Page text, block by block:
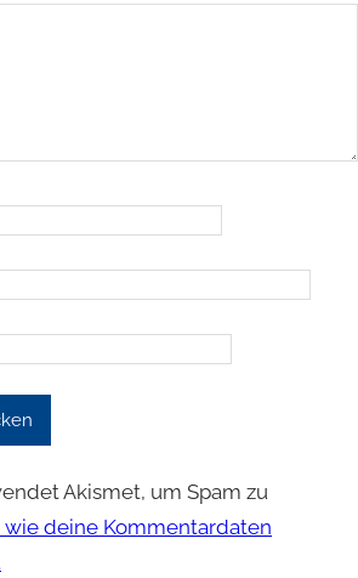
Akismet, um Spam zu
wie deine Kommentardaten